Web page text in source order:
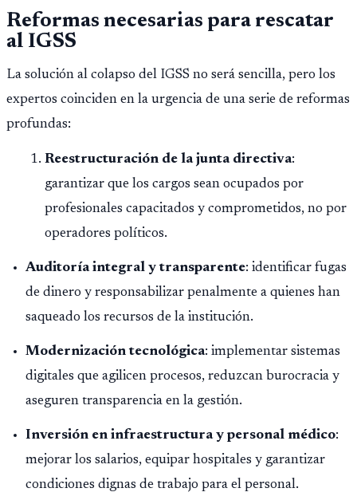
Reformas necesarias para rescatar
al IGSS
La solución al colapso del IGSS no será sencilla, pero los
expertos coinciden en la urgencia de una serie de reformas
profundas:
Reestructuración de la junta directiva:
garantizar que los cargos sean ocupados por
profesionales capacitados y comprometidos, no por
operadores políticos.
Auditoría integral y transparente: identificar fugas
de dinero y responsabilizar penalmente a quienes han
saqueado los recursos de la institución.
Modernización tecnológica: implementar sistemas
digitales que agilicen procesos, reduzcan burocracia y
aseguren transparencia en la gestión.
Inversión en infraestructura y personal médico:
mejorar los salarios, equipar hospitales y garantizar
condiciones dignas de trabajo para el personal.